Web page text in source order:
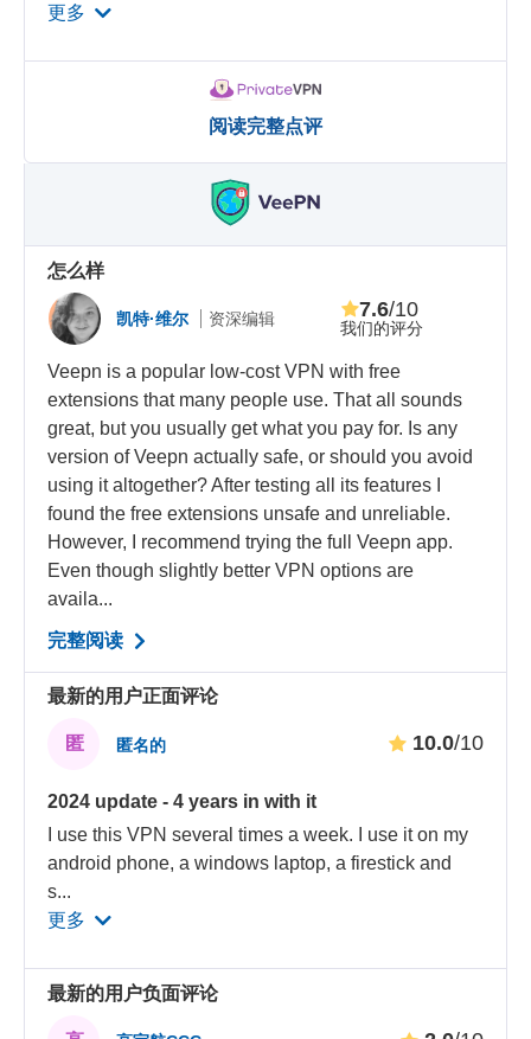
更多
阅读完整点评
怎么样
凯特·维尔 资深编辑 我们的评分
7.6/10
Veepn is a popular low-cost VPN with free
extensions that many people use. That all sounds
great, but you usually get what you pay for. Is any
version of Veepn actually safe, or should you avoid
using it altogether? After testing all its features I
found the free extensions unsafe and unreliable.
However, I recommend trying the full Veepn app.
Even though slightly better VPN options are
availa...
完整阅读
最新的用户正面评论
匿 匿名的 10.0/10
2024 update - 4 years in with it
I use this VPN several times a week. I use it on my
android phone, a windows laptop, a firestick and
s...
更多
最新的用户负面评论